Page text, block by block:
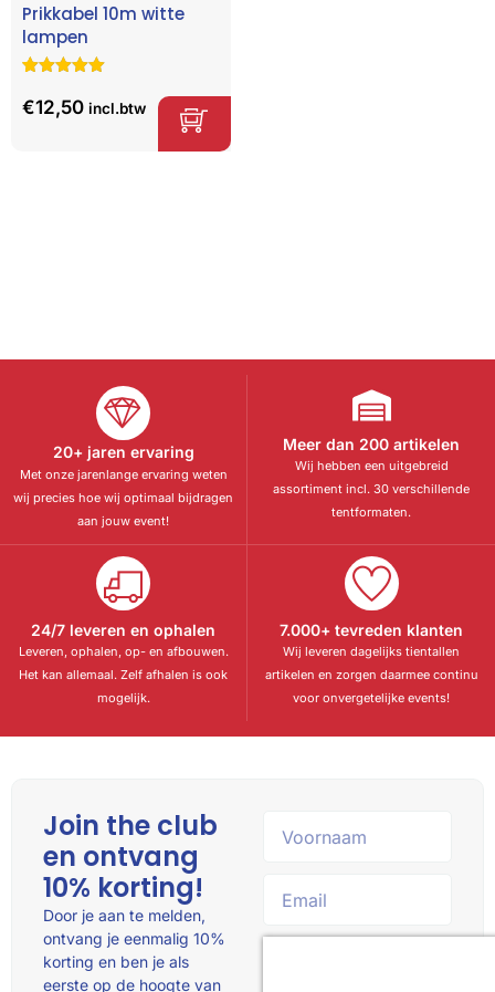
Prikkabel 10m witte
lampen
5.00op 5
gebaseerd
€12,50 incl.btw
20+ jaren ervaring
Met onze jarenlange ervaring weten
wij precies hoe wij optimaal bijdragen
aan jouw event!
Meer dan 200 artikelen
Wij hebben een uitgebreid
assortiment incl. 30 verschillende
tentformaten.
24/7 leveren en ophalen
Leveren, ophalen, op- en afbouwen.
Het kan allemaal. Zelf afhalen is ook
mogelijk.
7.000+ tevreden klanten
Wij leveren dagelijks tientallen
artikelen en zorgen daarmee continu
voor onvergetelijke events!
Join the club
en ontvang
10% korting!
Door je aan te melden,
ontvang je eenmalig 10%
korting en ben je als
eerste op de hoogte van